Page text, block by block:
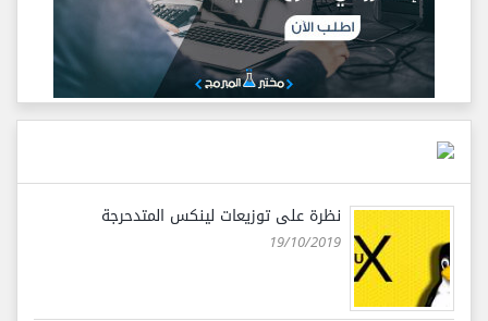
نظرة على توزيعات لينكس المتدحرجة
19/10/2019